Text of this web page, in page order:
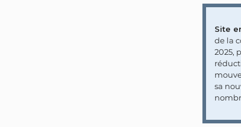
Site
de la
2025,
sa